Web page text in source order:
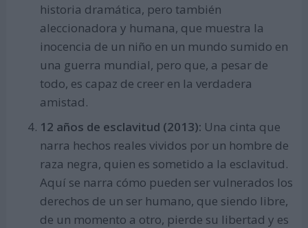
historia dramática, pero también
aleccionadora y humana, que muestra la
inocencia de un niño en un mundo sumido en
una guerra mundial, pero que, a pesar de
todo, es capaz de creer en la verdadera
amistad.
12 años de esclavitud (2013): Una cinta que
narra hechos reales vividos por un hombre de
raza negra, quien es sometido a la esclavitud.
Aquí se narra cómo pueden ser vulnerados los
derechos de un ser humano, que siendo libre,
de un momento a otro, pierde su libertad y es